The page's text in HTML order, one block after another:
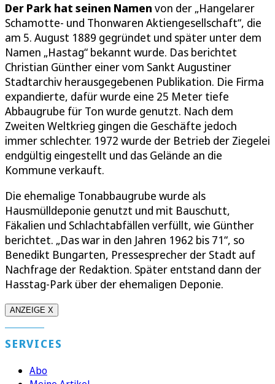
Der Park hat seinen Namen von der „Hangelarer
Schamotte- und Thonwaren Aktiengesellschaft“, die
am 5. August 1889 gegründet und später unter dem
Namen „Hastag“ bekannt wurde. Das berichtet
Christian Günther einer vom Sankt Augustiner
Stadtarchiv herausgegebenen Publikation. Die Firma
expandierte, dafür wurde eine 25 Meter tiefe
Abbaugrube für Ton wurde genutzt. Nach dem
Zweiten Weltkrieg gingen die Geschäfte jedoch
immer schlechter. 1972 wurde der Betrieb der Ziegelei
endgültig eingestellt und das Gelände an die
Kommune verkauft.
Die ehemalige Tonabbaugrube wurde als
Hausmülldeponie genutzt und mit Bauschutt,
Fäkalien und Schlachtabfällen verfüllt, wie Günther
berichtet. „Das war in den Jahren 1962 bis 71“, so
Benedikt Bungarten, Pressesprecher der Stadt auf
Nachfrage der Redaktion. Später entstand dann der
Hasstag-Park über der ehemaligen Deponie.
ANZEIGE X
SERVICES
Abo